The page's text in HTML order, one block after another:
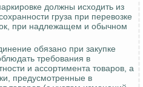
должны исходить из
груза при перевозке
при надлежащем и обычном
обязано при закупке
требования в
и ассортимента товаров, а
предусмотренные в